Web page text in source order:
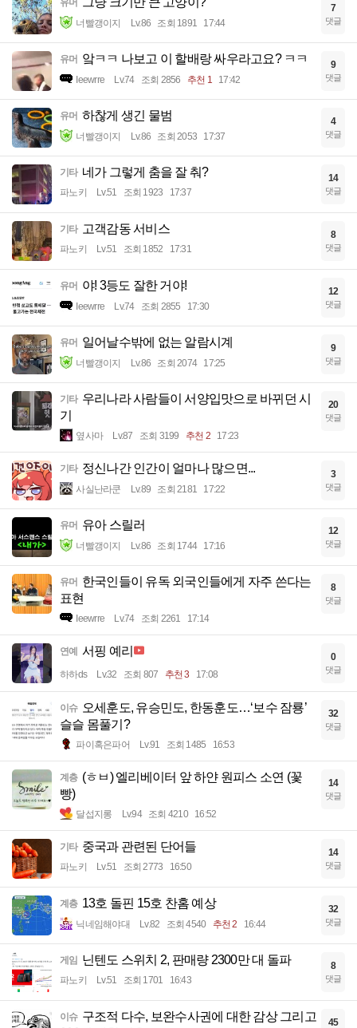
너빨갱이지 Lv.86 조회 1891 17:44
7
댓글
유머 앜ㅋㅋ 나보고 이 할배랑 싸우라고요? ㅋㅋ
Ieewrre Lv.74 조회 2856 추천 1 17:42
9
댓글
유머 하찮게 생긴 물범
너빨갱이지 Lv.86 조회 2053 17:37
4
댓글
기타 네가 그렇게 춤을 잘 춰?
파노키 Lv.51 조회 1923 17:37
14
댓글
기타 고객감동 서비스
파노키 Lv.51 조회 1852 17:31
8
댓글
유머 야! 3등도 잘한 거야!
Ieewrre Lv.74 조회 2855 17:30
12
댓글
유머 일어날수밖에 없는 알람시계
너빨갱이지 Lv.86 조회 2074 17:25
9
댓글
기타 우리나라 사람들이 서양입맛으로 바뀌던 시
기
옆사마 Lv.87 조회 3199 추천 2 17:23
20
댓글
기타 정신나간 인간이 얼마나 많으면...
사실난라쿤 Lv.89 조회 2181 17:22
3
댓글
유머 유아 스릴러
너빨갱이지 Lv.86 조회 1744 17:16
12
댓글
유머 한국인들이 유독 외국인들에게 자주 쓴다는
표현
Ieewrre Lv.74 조회 2261 17:14
8
댓글
연예 서핑 예리
하하ds Lv.32 조회 807 추천 3 17:08
0
댓글
이슈 오세훈도, 유승민도, 한동훈도…‘보수 잠룡’
슬슬 몸풀기?
파이혹은파어 Lv.91 조회 1485 16:53
32
댓글
계층 (ㅎㅂ) 엘리베이터 앞 하얀 원피스 소연 (꽃
빵)
달섭지롱 Lv.94 조회 4210 16:52
14
댓글
기타 중국과 관련된 단어들
파노키 Lv.51 조회 2773 16:50
14
댓글
계층 13호 돌핀 15호 찬홈 예상
닉네임해야대 Lv.82 조회 4540 추천 2 16:44
32
댓글
게임 닌텐도 스위치 2, 판매량 2300만 대 돌파
파노키 Lv.51 조회 1701 16:43
8
댓글
이슈 구조적 다수, 보완수사권에 대한 감상 그리고
45